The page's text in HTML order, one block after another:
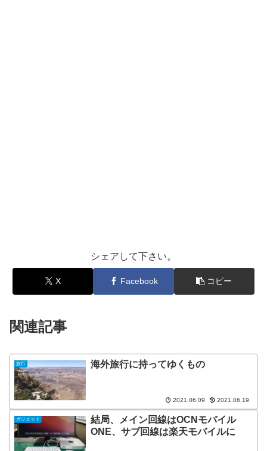
シェアして下さい。
X Facebook コピー
関連記事
旅行 海外旅行に持ってゆくもの
2021.06.09 2021.06.19
ガジェット
結局、メイン回線はOCNモバイル
ONE、サブ回線は楽天モバイルに